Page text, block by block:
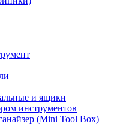
и ящики
инструментов
(Mini Tool Box)